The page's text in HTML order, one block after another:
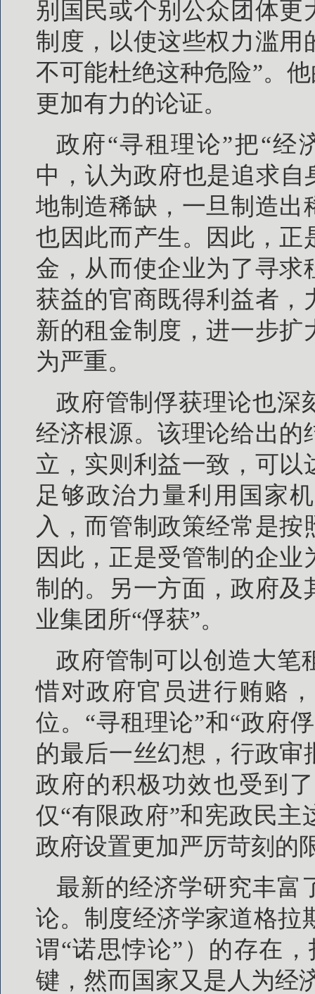
别国民或个别公众团体
制度，以使这些权力滥用
不可能杜绝这种危险”。
更加有力的论证。
政府“寻租理论”把“经
中，认为政府也是追求自
地制造稀缺，一旦制造出
也因此而产生。因此，正
金，从而使企业为了寻
获益的官商既得利益者，
新的租金制度，进一步
为严重。
政府管制俘获理论也深
经济根源。该理论给出的
立，实则利益一致，可
足够政治力量利用国家
入，而管制政策经常是
因此，正是受管制的企
制的。另一方面，政府及
业集团所“俘获”。
政府管制可以创造大笔
惜对政府官员进行贿赂
位。“寻租理论”和“政府
的最后一丝幻想，行政
政府的积极功效也受到
仅“有限政府”和宪政民
政府设置更加严厉苛刻的
最新的经济学研究丰富
论。制度经济学家道格拉
谓“诺思悖论”）的存在
键，然而国家又是人为经